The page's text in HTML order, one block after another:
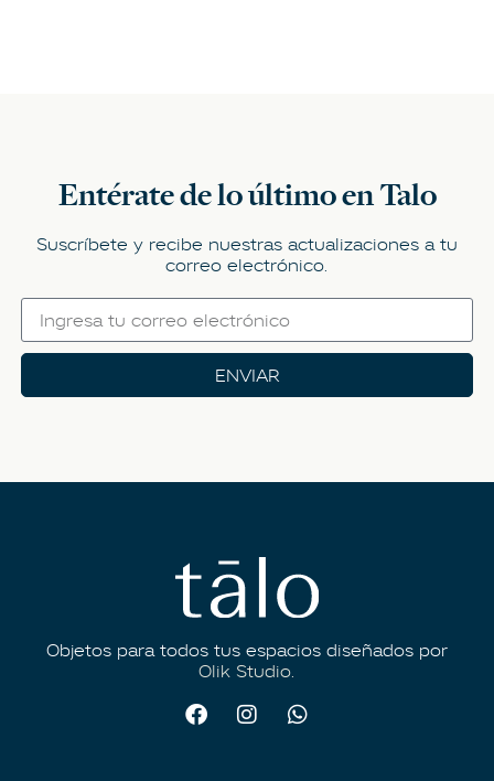
Entérate de lo último en Talo
Suscríbete y recibe nuestras actualizaciones a tu
correo electrónico.
ENVIAR
Objetos para todos tus espacios diseñados por
Olik Studio.